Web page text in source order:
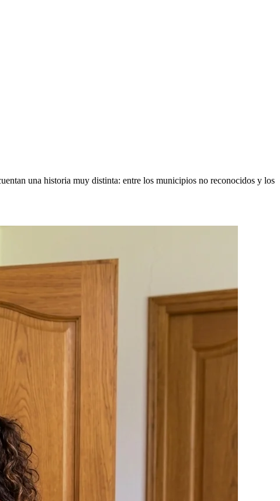
una historia muy distinta: entre los municipios no reconocidos y los